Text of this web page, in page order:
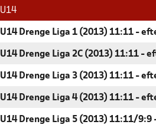
U14
U14 Drenge Liga 1 (2013) 11:11 -
U14 Drenge Liga 2C (2013) 11:11 -
U14 Drenge Liga 3 (2013) 11:11 -
U14 Drenge Liga 4 (2013) 11:11 -
U14 Drenge Liga 5 (2013) 11:11/9:9